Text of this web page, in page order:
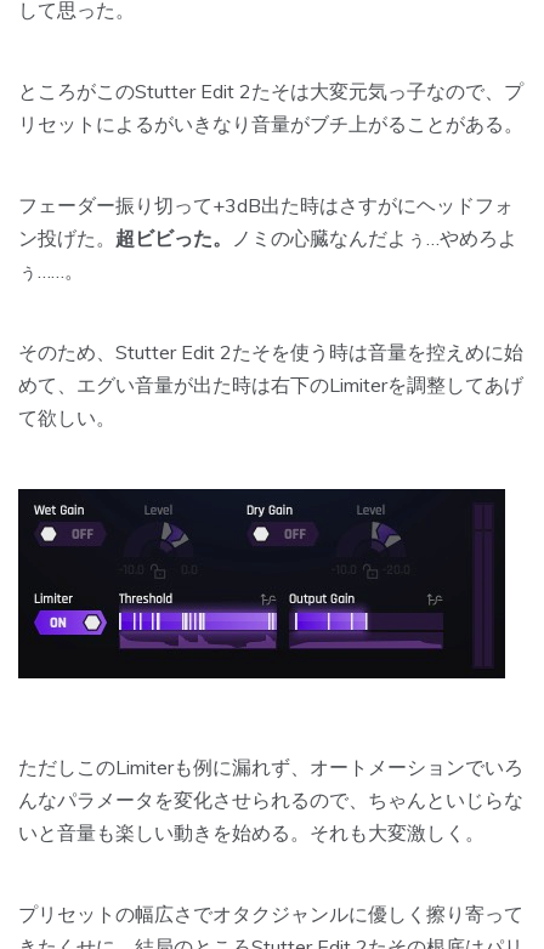
して思った。
ところがこのStutter Edit 2たそは大変元気っ子なので、プ
リセットによるがいきなり音量がブチ上がることがある。
フェーダー振り切って+3dB出た時はさすがにヘッドフォ
ン投げた。 超ビビった。
ノミの心臓なんだよぅ…やめろよ
ぅ……。
そのため、Stutter Edit 2たそを使う時は音量を控えめに始
めて、エグい音量が出た時は右下のLimiterを調整してあげ
て欲しい。
ただしこのLimiterも例に漏れず、オートメーションでいろ
んなパラメータを変化させられるので、ちゃんといじらな
いと音量も楽しい動きを始める。 それも大変激しく。
プリセットの幅広さでオタクジャンルに優しく擦り寄って